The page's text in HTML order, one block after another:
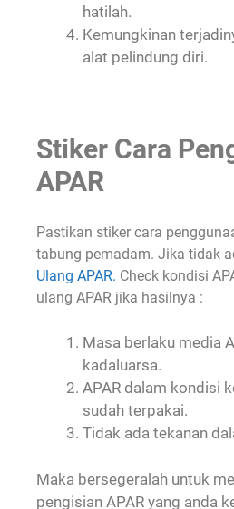
hatilah.
Kemungkinan
alat pelindung diri.
Stiker Cara
APAR
Pastikan stiker cara
tabung pemadam. Jika tidak
Ulang APAR. Check kondisi
ulang APAR jika hasilnya :
Masa berlaku media
kadaluarsa.
APAR dalam kondisi
sudah terpakai.
Tidak ada tekanan
Maka bersegeralah untuk
pengisian APAR yang anda